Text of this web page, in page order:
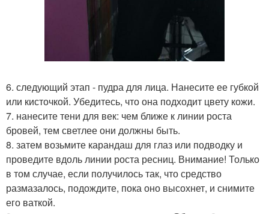
6. следующий этап - пудра для лица. Нанесите ее губкой
или кисточкой. Убедитесь, что она подходит цвету кожи.
7. нанесите тени для век: чем ближе к линии роста
бровей, тем светлее они должны быть.
8. затем возьмите карандаш для глаз или подводку и
проведите вдоль линии роста ресниц. Внимание! Только
в том случае, если получилось так, что средство
размазалось, подождите, пока оно высохнет, и снимите
его ваткой.